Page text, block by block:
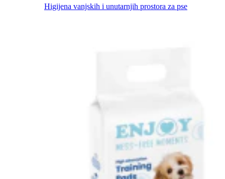
Higijena vanjskih i unutarnjih prostora za pse